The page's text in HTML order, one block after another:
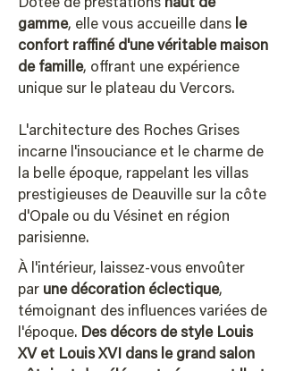
Dotée de prestations haut de
gamme, elle vous accueille dans le
confort raffiné d'une véritable maison
de famille, offrant une expérience
unique sur le plateau du Vercors.
L'architecture des Roches Grises
incarne l'insouciance et le charme de
la belle époque, rappelant les villas
prestigieuses de Deauville sur la côte
d'Opale ou du Vésinet en région
parisienne.
À l'intérieur, laissez-vous envoûter
par une décoration éclectique,
témoignant des influences variées de
l'époque. Des décors de style Louis
XV et Louis XVI dans le grand salon